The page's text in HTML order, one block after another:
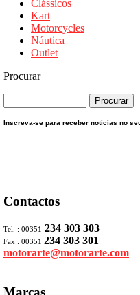
Clássicos
Kart
Motorcycles
Náutica
Outlet
Procurar
Inscreva-se para receber notícias no
Contactos
Tel. : 00351 234 303 303
Fax : 00351 234 303 301
motorarte@motorarte.com
Marcas